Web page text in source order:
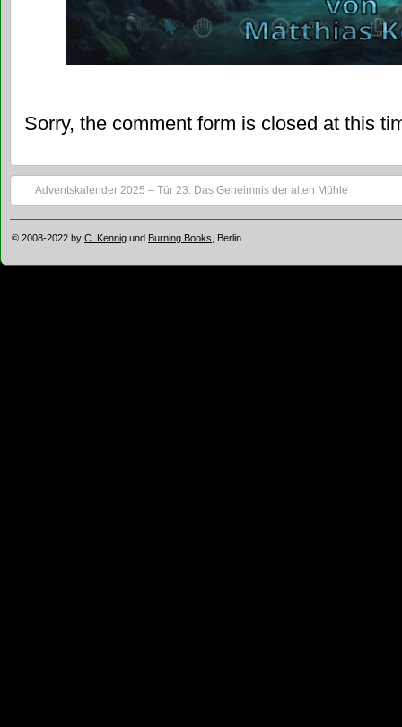
Sorry, the comment form is closed at this
Adventskalender 2025 – Tür 23: Das Geheimnis der alten Mühle
© 2008-2022 by C. Kennig und Burning Books , Berlin